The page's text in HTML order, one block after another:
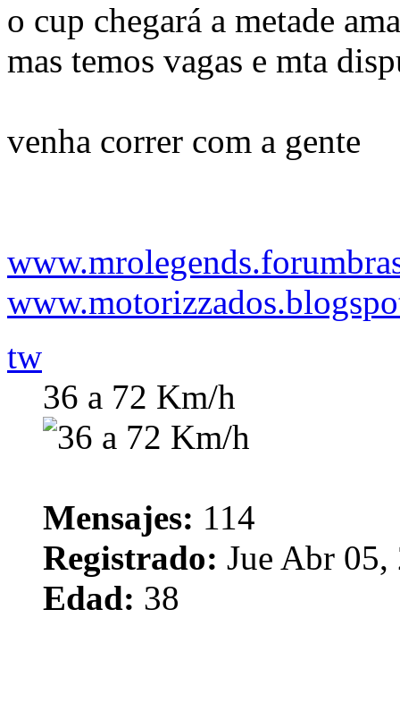
o cup chegará a metade
mas temos vagas e mta
venha correr com a gente
tw
36 a 72 Km/h
Mensajes: 114
Registrado: Jue Abr
Edad: 38